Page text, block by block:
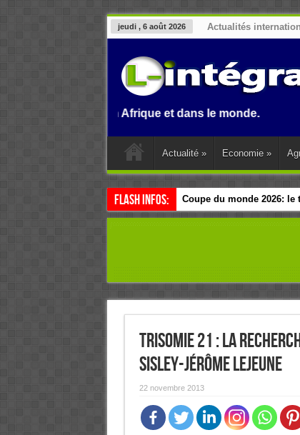
jeudi , 6 août 2026 Actualités
Benin, en Afrique et dans le monde.
Actualité » Economie »
Flash Infos: Coupe du monde 2026:
Esclavage: à Accra,
Trisomie 21 : La
Sisley-Jérôme Lejeune
22 novembre 2013